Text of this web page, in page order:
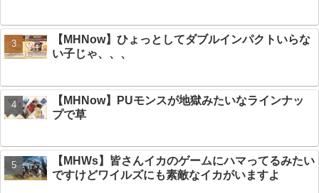
【MHNow】ひょっとしてダブルインパクトいらな
い子じゃ、、、
【MHNow】PUモンスが地獄みたいなラインナッ
プで草
【MHWs】皆さんイカのゲームにハマってるみたい
ですけどワイルズにも素敵なイカがいますよ